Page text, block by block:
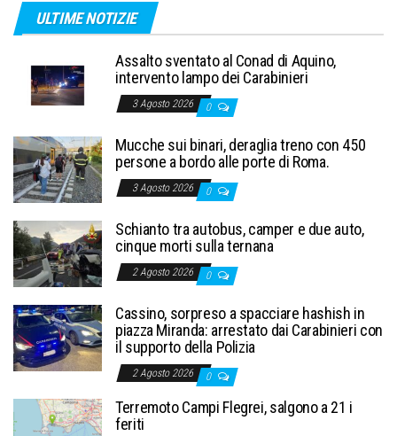
ULTIME NOTIZIE
Assalto sventato al Conad di Aquino,
intervento lampo dei Carabinieri
3 Agosto 2026 0
Mucche sui binari, deraglia treno con 450
persone a bordo alle porte di Roma.
3 Agosto 2026 0
Schianto tra autobus, camper e due auto,
cinque morti sulla ternana
2 Agosto 2026 0
Cassino, sorpreso a spacciare hashish in
piazza Miranda: arrestato dai Carabinieri con
il supporto della Polizia
2 Agosto 2026 0
Terremoto Campi Flegrei, salgono a 21 i
feriti